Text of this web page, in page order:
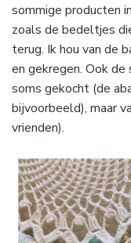
sommige producten
zoals de bedeltjes
terug. Ik hou van de
en gekregen. Ook de
soms gekocht (de
bijvoorbeeld), maar
vrienden).